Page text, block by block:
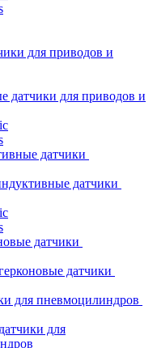
для приводов и
датчики для приводов и
датчики
датчики
датчики
датчики
для пневмоцилиндров
для